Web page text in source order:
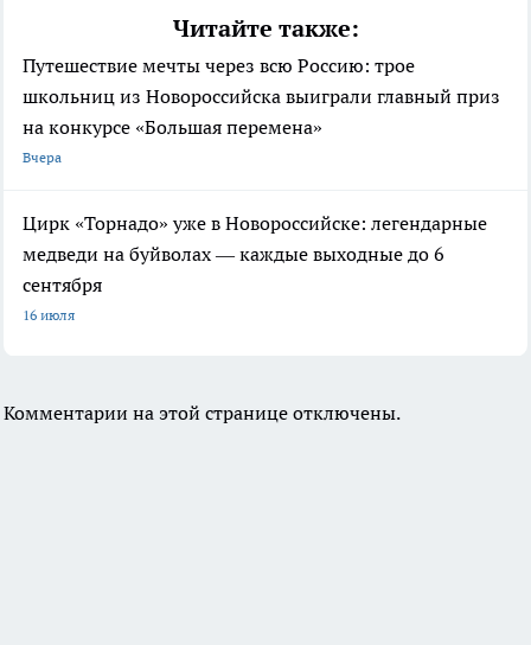
Читайте также:
Путешествие мечты через всю Россию: трое
школьниц из Новороссийска выиграли главный приз
на конкурсе «Большая перемена»
Вчера
Цирк «Торнадо» уже в Новороссийске: легендарные
медведи на буйволах — каждые выходные до 6
сентября
16 июля
Комментарии на этой странице отключены.